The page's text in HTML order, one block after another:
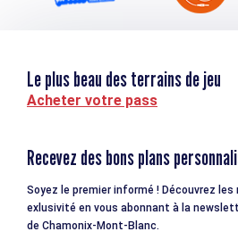
Le plus beau des terrains de jeu
Acheter votre pass
Recevez des bons plans
Soyez le premier informé ! Découvrez
exlusivité en vous abonnant à la
de Chamonix-Mont-Blanc.